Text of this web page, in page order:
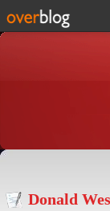
Donald